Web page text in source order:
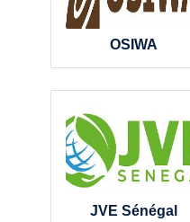
OSIWA
JVE Sénégal